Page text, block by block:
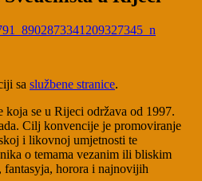
sa službene stranice.
se u Rijeci održava od 1997.
Cilj konvencije je promoviranje
i likovnoj umjetnosti te
o temama vezanim ili bliskim
fantasyja, horora i najnovijih